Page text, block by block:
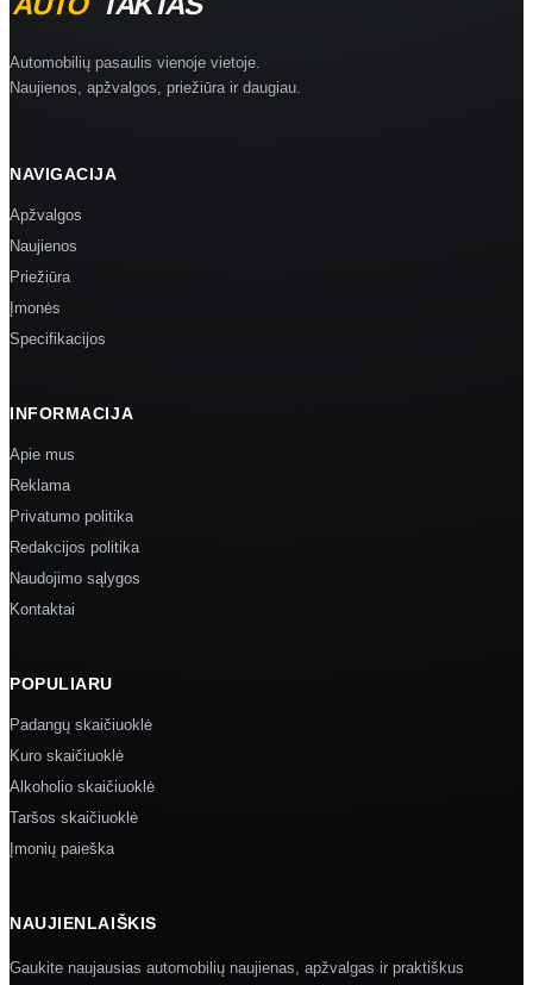
Automobilių pasaulis vienoje vietoje.
Naujienos, apžvalgos, priežiūra ir daugiau.
NAVIGACIJA
Apžvalgos
Naujienos
Priežiūra
Įmonės
Specifikacijos
INFORMACIJA
Apie mus
Reklama
Privatumo politika
Redakcijos politika
Naudojimo sąlygos
Kontaktai
POPULIARU
Padangų skaičiuoklė
Kuro skaičiuoklė
Alkoholio skaičiuoklė
Taršos skaičiuoklė
Įmonių paieška
NAUJIENLAIŠKIS
Gaukite naujausias automobilių naujienas, apžvalgas ir praktiškus